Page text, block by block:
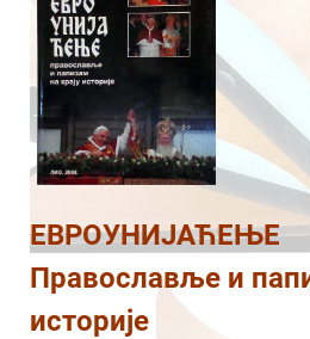
ЕВРОУНИЈАЋЕЊЕ
Православље и
историје